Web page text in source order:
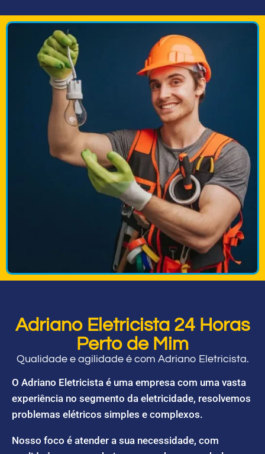
Adriano Eletricista 24 Horas
Perto de Mim
Qualidade e agilidade é com Adriano Eletricista.
O Adriano Eletricista é uma empresa com uma vasta
experiência no segmento da eletricidade, resolvemos
problemas elétricos simples e complexos.
Nosso foco é atender a sua necessidade, com